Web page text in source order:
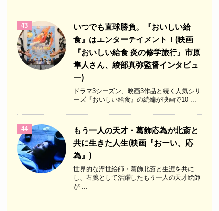
43
いつでも直球勝負。『おいしい給
食』はエンターテイメント！(映画
『おいしい給食 炎の修学旅行』市原
隼人さん、綾部真弥監督インタビュ
ー)
ドラマ3シーズン、映画3作品と続く人気シリ
ーズ『おいしい給食』の続編が映画で10 ...
44
もう一人の天才・葛飾応為が北斎と
共に生きた人生(映画『おーい、応
為』)
世界的な浮世絵師・葛飾北斎と生涯を共に
し、右腕として活躍したもう一人の天才絵師
が ...